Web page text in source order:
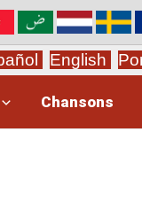
English
Chansons